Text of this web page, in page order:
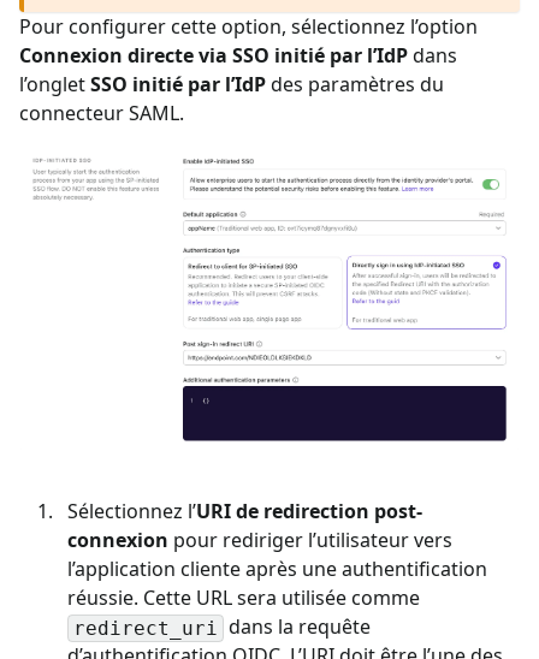
Pour configurer cette option, sélectionnez l’option
Connexion directe via SSO initié par l’IdPdans
l’ongletSSO initié par l’IdPdes paramètres du
connecteur SAML.
Sélectionnez l’URI de redirection post-
connexion pour rediriger l’utilisateur vers
l’application cliente après une authentification
réussie. Cette URL sera utilisée comme
redirect_uri dans la requête